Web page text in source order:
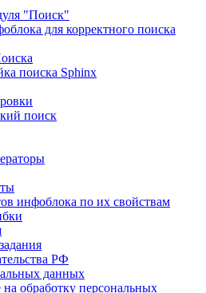
"Поиск"
для корректного поиска
поиска Sphinx
поиск
инфоблока по их свойствам
РФ
данных
на обработку персональных